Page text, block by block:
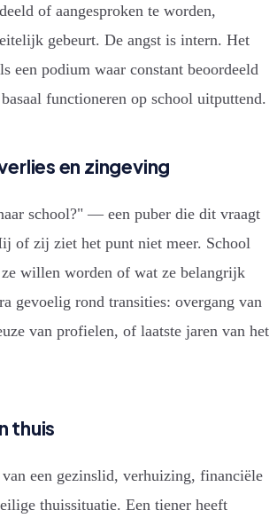
of aangesproken te worden,
gebeurt. De angst is intern. Het
een podium waar constant beoordeeld
functioneren op school uitputtend.
en zingeving
school?" — een puber die dit vraagt
of zij ziet het punt niet meer. School
willen worden of wat ze belangrijk
gevoelig rond transities: overgang van
van profielen, of laatste jaren van het
thuis
een gezinslid, verhuizing, financiële
thuissituatie. Een tiener heeft